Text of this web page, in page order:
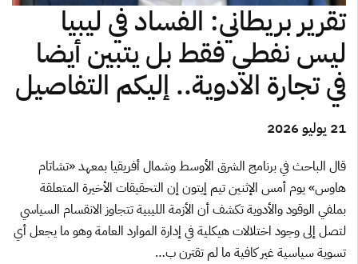
تقرير بريطاني: الفساد في ليبيا
ليس نفطي فقط بل يتبين أيضا
في تجارة الادوية.. إليكم التفاصيل
21 يوليو 2026
قال الباحث في برنامج الشرق الأوسط وشمال أفريقيا بمعهد «تشاتام
هاوس» يوم أمس الإثنين تيم إيتون إن التحقيقات الأخيرة المتعلقة
بملفي الوقود والأدوية تكشف أن الأزمة الليبية تتجاوز الانقسام السياسي
لتصل إلى وجود اختلالات هيكلية في إدارة الموارد العامة وهو ما يجعل أي
تسوية سياسية غير كافية ما لم تقترن ب…